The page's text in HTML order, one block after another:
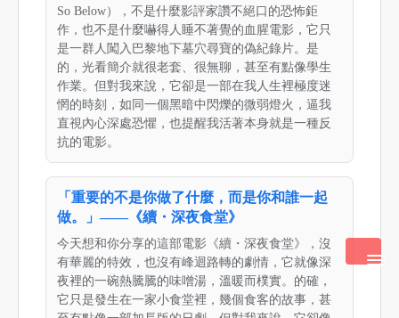
So Below），不是什麼影評家讚不絕口的恐怖鉅
作，也不是什麼嚇得人睡不著覺的血腥電影，它只
是一群人闖入巴黎地下墓穴尋寶的偽紀錄片。是
的，光看簡介就很老套、很無聊，甚至有點像學生
作業。但對我來說，它卻是一部在我人生裡極度迷
惘的時刻，如同一個黑暗中閃爍的微弱燈火，逼我
直視內心深處恐懼，也提醒我活著本身就是一種反
抗的電影。
「重要的不是你做了什麼，而是你和誰一起
做。」——《續・深夜食堂》
今天想和你分享的這部電影《續・深夜食堂》，沒
有華麗的特效，也沒有峰迴路轉的劇情，它就像深
夜裡的一碗熱騰騰的味噌湯，溫暖而樸實。的確，
它只是發生在一家小食堂裡，幾個食客的故事，甚